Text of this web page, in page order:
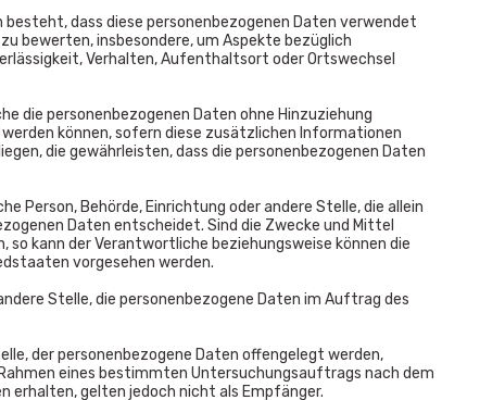
dass diese personenbezogenen Daten verwendet
bewerten, insbesondere, um Aspekte bezüglich
Verhalten, Aufenthaltsort oder Ortswechsel
die personenbezogenen Daten ohne Hinzuziehung
können, sofern diese zusätzlichen Informationen
die gewährleisten, dass die personenbezogenen Daten
Person, Behörde, Einrichtung oder andere Stelle, die allein
Daten entscheidet. Sind die Zwecke und Mittel
kann der Verantwortliche beziehungsweise können die
vorgesehen werden.
Stelle, die personenbezogene Daten im Auftrag des
der personenbezogene Daten offengelegt werden,
eines bestimmten Untersuchungsauftrags nach dem
erhalten, gelten jedoch nicht als Empfänger.